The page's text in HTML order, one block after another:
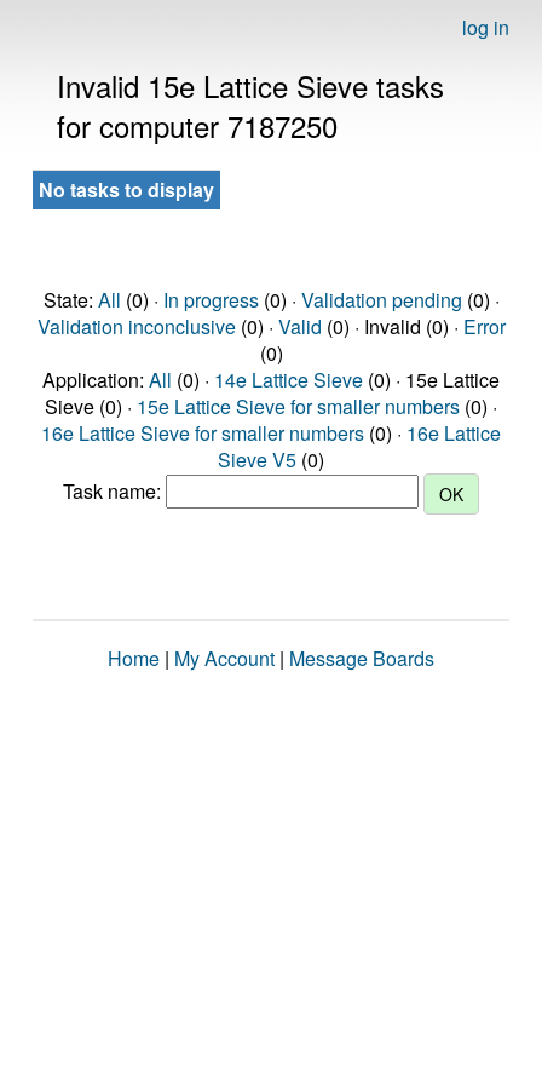
log in
Invalid 15e Lattice Sieve tasks
for computer 7187250
No tasks to display
State: All (0) · In progress(0) · Validation pending (0) ·
Validation inconclusive(0) · Valid (0) · Invalid (0) · Error
(0)
Application: All (0) · 14e Lattice Sieve (0) · 15e Lattice
Sieve (0) · 15e Lattice Sieve for smaller numbers (0) ·
16e Lattice Sieve for smaller numbers (0) · 16e Lattice
Sieve V5 (0)
Task name:
Home | My Account | Message Boards